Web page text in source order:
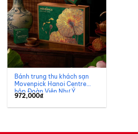
Bánh trung thu khách sạn
Movenpick Hanoi Centre
hộp Đoàn Viên Như Ý
972,000₫